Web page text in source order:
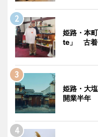
姫路・本
te」 古着
姫路・大
開業半年